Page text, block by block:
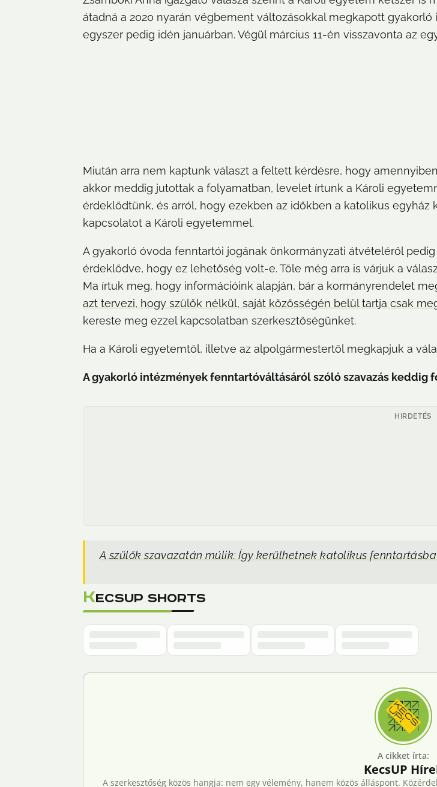
átadná a 2020 nyarán végbement változásokkal megkapott
egyszer pedig idén januárban. Végül március 11-én visszavonta az
Miután arra nem kaptunk választ a feltett kérdésre, hogy
akkor meddig jutottak a folyamatban, levelet írtunk a Károli
érdeklődtünk, és arról, hogy ezekben az időkben a katolikus
kapcsolatot a Károli egyetemmel.
A gyakorló óvoda fenntartói jogának önkormányzati átvételéről
érdeklődve, hogy ez lehetőség volt-e. Tőle még arra is várjuk a
Ma írtuk meg, hogy információink alapján, bár a kormányrendelet
azt tervezi, hogy szülők nélkül, saját közösségén belül tartja csak
kereste meg ezzel kapcsolatban szerkesztőségünket.
Ha a Károli egyetemtől, illetve az alpolgármestertől megkapjuk a
A gyakorló intézmények fenntartóváltásáról szóló szavazás keddig
HIRDETÉS
A szülők szavazatán múlik: Így kerülhetnek katolikus
KECSUP SHORTS
A cikket írta:
KecsUP
A szerkesztőség közös hangja: nem egy vélemény, hanem közös álláspont.